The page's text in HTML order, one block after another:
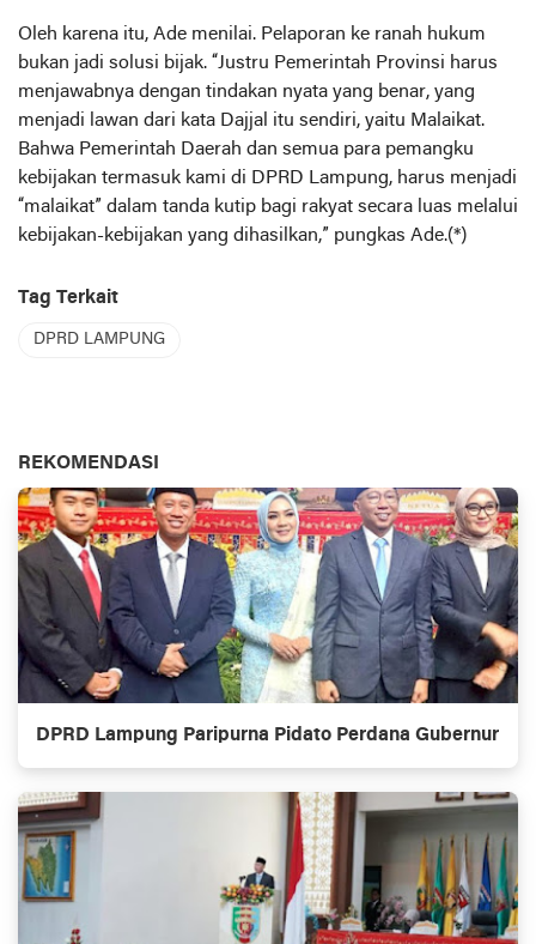
Oleh karena itu, Ade menilai. Pelaporan ke ranah hukum
bukan jadi solusi bijak. “Justru Pemerintah Provinsi harus
menjawabnya dengan tindakan nyata yang benar, yang
menjadi lawan dari kata Dajjal itu sendiri, yaitu Malaikat.
Bahwa Pemerintah Daerah dan semua para pemangku
kebijakan termasuk kami di DPRD Lampung, harus menjadi
“malaikat” dalam tanda kutip bagi rakyat secara luas melalui
kebijakan-kebijakan yang dihasilkan,” pungkas Ade.(*)
Tag Terkait
DPRD LAMPUNG
REKOMENDASI
DPRD Lampung Paripurna Pidato Perdana Gubernur